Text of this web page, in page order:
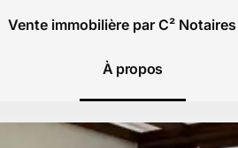
Vente immobilière par C²
À propos